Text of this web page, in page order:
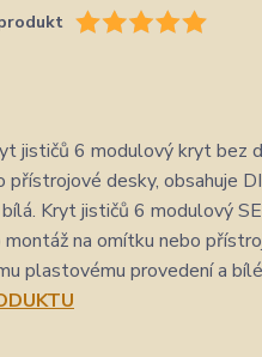
jističů 6 modulový kryt bez
přístrojové desky, obsahuje
Kryt jističů 6 modulový
montáž na omítku nebo
plastovému provedení a